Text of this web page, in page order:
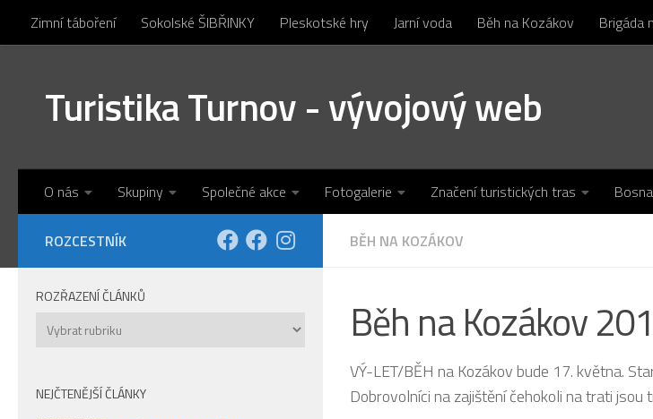
Skip to content
Zimní táboření Sokolské ŠIBŘINKY Pleskotské hry Jarní voda Běh na Kozákov Brigáda
Turistika Turnov - vývojový web
O nás Skupiny Společné akce Fotogalerie Značení turistických tras Bosna
BĚH NA KOZÁKOV
Běh na Kozákov
VÝ-LET/BĚH na Kozákov bude 17. května.
Dobrovolníci na zajištění čehokoli na trati jsou
ROZCESTNÍK
ROZŘAZENÍ ČLÁNKŮ
Rozřazení
článků
NEJČTENĚJŠÍ ČLÁNKY